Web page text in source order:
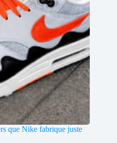
que Nike fabrique juste